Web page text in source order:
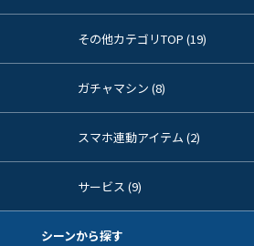
その他カテゴリTOP (19)
ガチャマシン (8)
スマホ連動アイテム (2)
サービス (9)
シーンから探す